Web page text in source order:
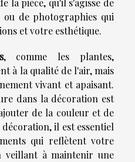
la pièce, qu'il s'agisse de
de photographies qui
et votre esthétique.
, comme les plantes,
à la qualité de l'air, mais
vivant et apaisant.
dans la décoration est
de la couleur et de
il est essentiel
qui reflètent votre
veillant à maintenir une